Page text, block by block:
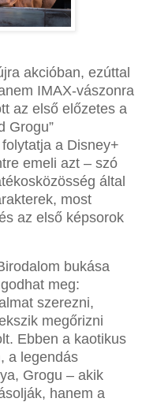
akcióban, ezúttal
IMAX-vászonra
az első előzetes a
Grogu”
a Disney+
emeli azt – szó
által
most
az első képsorok
bukása
meg:
szerezni,
megőrizni
Ebben a kaotikus
a legendás
Grogu – akik
hanem a